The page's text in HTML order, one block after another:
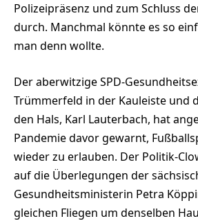
Polizeipräsenz und zum Schluss
durch. Manchmal könnte es so
man denn wollte.
Der aberwitzige SPD-
Trümmerfeld in der Kauleiste und
den Hals, Karl Lauterbach, hat
Pandemie davor gewarnt,
wieder zu erlauben. Der Politik-
auf die Überlegungen der
Gesundheitsministerin Petra
gleichen Fliegen um denselben